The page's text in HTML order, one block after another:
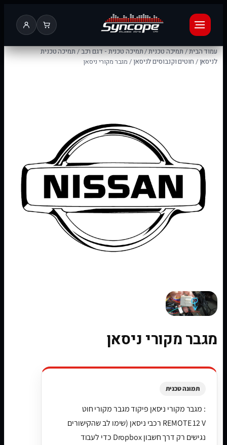
עמוד הבית/תמיכה טכנית/תמיכה טכנית - דגם רכב/תמיכה טכנית
לניסאן/ חוטים וקנבוסים לניסאן/ מגבר מקורי ניסאן
מגבר מקורי ניסאן
תמונה טכנית
: מגבר מקורי ניסאן פיקוד מגבר מקורי חוט
REMOTE 12 V רכבי ניסאן (שימו לב שהקישורים
נגישים רק דרך חשבון Dropbox כדי לעבוד